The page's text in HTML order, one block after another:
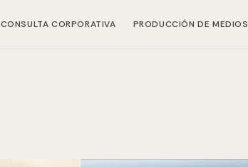
CONSULTA CORPORATIVA PRODUCCIÓN DE MEDIOS